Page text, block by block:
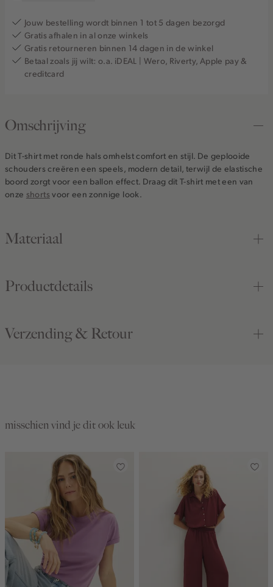
Jouw bestelling wordt binnen 1 tot 5 dagen bezorgd
Gratis afhalen in al onze winkels
Gratis retourneren binnen 14 dagen in de winkel
Betaal zoals jij wilt: o.a. iDEAL | Wero, Riverty, Apple pay &
creditcard
Omschrijving
Dit T-shirt met ronde hals omhelst comfort en stijl. De geplooide
schouders creëren een speels, modern detail, terwijl de elastische
boord zorgt voor een ballon effect. Draag dit T-shirt met een van
onze shorts voor een zonnige look.
Materiaal
Productdetails
Verzending & Retour
misschien vind je dit ook leuk